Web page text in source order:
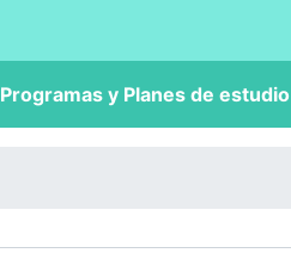
Programas y Planes de estudio